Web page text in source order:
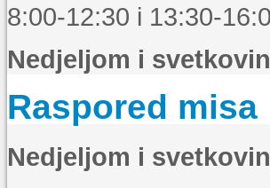
8:00-12:30 i 13:30-
Nedjeljom i
Raspored misa
Nedjeljom i